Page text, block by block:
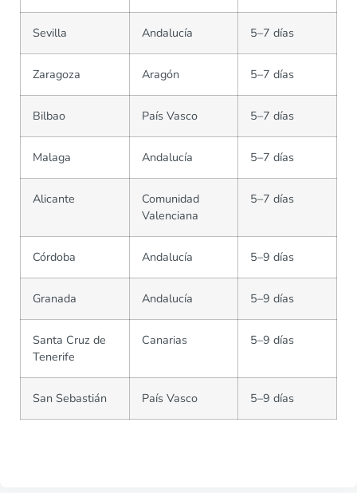
Sevilla Andalucía 5–7 días
Zaragoza Aragón 5–7 días
Bilbao País Vasco 5–7 días
Malaga Andalucía 5–7 días
Alicante
Comunidad
Valenciana
5–7 días
Córdoba Andalucía 5–9 días
Granada Andalucía 5–9 días
Santa Cruz de
Tenerife
Canarias 5–9 días
San Sebastián País Vasco 5–9 días